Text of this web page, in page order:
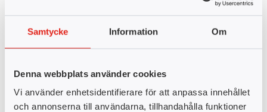
Samtycke Information Om
Denna webbplats använder cookies
Vi använder enhetsidentifierare för att anpassa innehållet
och annonserna till användarna, tillhandahålla funktioner
För att studera på yrkeshögskolan och få ett
samordningsnummer.Läs mer på skatteverket.se
Du behöver lämna in en komplett ansökan med
betyg och andra handlingar. Om du inte är behörig